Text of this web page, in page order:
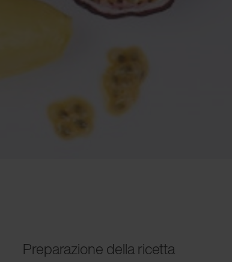
Preparazione della ricetta